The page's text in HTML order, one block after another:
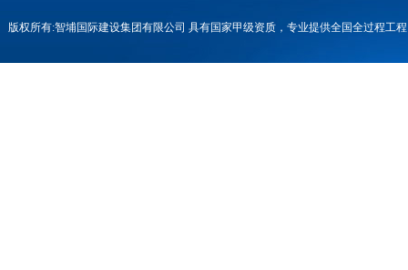
版权所有:智埔国际建设集团有限公司 具有国家甲级资质，专业提供全国全过程